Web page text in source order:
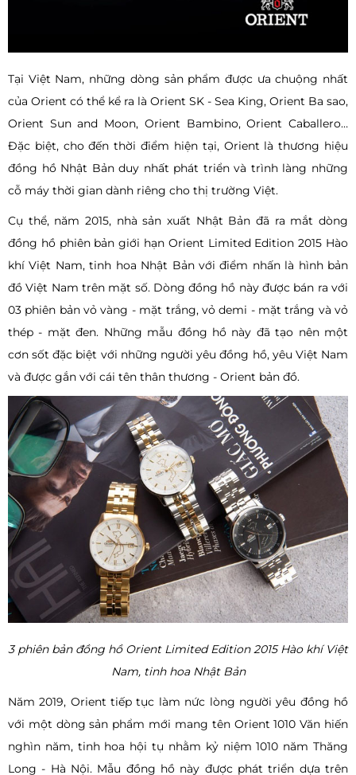
Tại Việt Nam, những dòng sản phẩm được ưa chuộng nhất
của Orient có thể kể ra là Orient SK - Sea King, Orient Ba sao,
Orient Sun and Moon, Orient Bambino, Orient Caballero…
Đặc biệt, cho đến thời điểm hiện tại, Orient là thương hiệu
đồng hồ Nhật Bản duy nhất phát triển và trình làng những
cỗ máy thời gian dành riêng cho thị trường Việt.
Cụ thể, năm 2015, nhà sản xuất Nhật Bản đã ra mắt dòng
đồng hồ phiên bản giới hạn Orient Limited Edition 2015 Hào
khí Việt Nam, tinh hoa Nhật Bản với điểm nhấn là hình bản
đồ Việt Nam trên mặt số. Dòng đồng hồ này được bán ra với
03 phiên bản vỏ vàng - mặt trắng, vỏ demi - mặt trắng và vỏ
thép - mặt đen. Những mẫu đồng hồ này đã tạo nên một
cơn sốt đặc biệt với những người yêu đồng hồ, yêu Việt Nam
và được gắn với cái tên thân thương - Orient bản đồ.
3 phiên bản đồng hồ Orient Limited Edition 2015 Hào khí Việt
Nam, tinh hoa Nhật Bản
Năm 2019, Orient tiếp tục làm nức lòng người yêu đồng hồ
với một dòng sản phẩm mới mang tên Orient 1010 Văn hiến
nghìn năm, tinh hoa hội tụ nhằm kỷ niệm 1010 năm Thăng
Long - Hà Nội. Mẫu đồng hồ này được phát triển dựa trên